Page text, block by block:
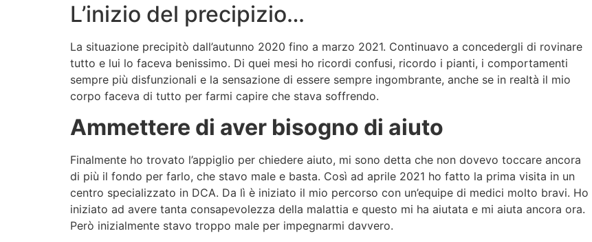
L’inizio del precipizio…
La situazione precipitò dall’autunno 2020 fino a marzo 2021. Continuavo a concedergli di rovinare
tutto e lui lo faceva benissimo. Di quei mesi ho ricordi confusi, ricordo i pianti, i comportamenti
sempre più disfunzionali e la sensazione di essere sempre ingombrante, anche se in realtà il mio
corpo faceva di tutto per farmi capire che stava soffrendo.
Ammettere di aver bisogno di aiuto
Finalmente ho trovato l’appiglio per chiedere aiuto, mi sono detta che non dovevo toccare ancora
di più il fondo per farlo, che stavo male e basta. Così ad aprile 2021 ho fatto la prima visita in un
centro specializzato in DCA. Da lì è iniziato il mio percorso con un’equipe di medici molto bravi. Ho
iniziato ad avere tanta consapevolezza della malattia e questo mi ha aiutata e mi aiuta ancora ora.
Però inizialmente stavo troppo male per impegnarmi davvero.